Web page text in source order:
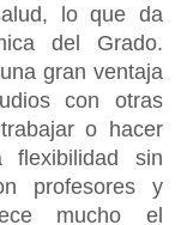
lo que da
del Grado.
gran ventaja
con otras
o hacer
sin
profesores y
mucho el